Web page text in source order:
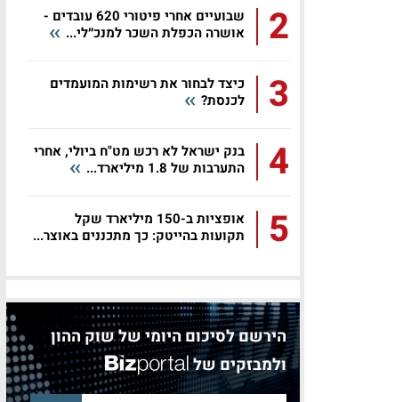
2
שבועיים אחרי פיטורי 620 עובדים -
אושרה הכפלת השכר למנכ״לי...
3
כיצד לבחור את רשימות המועמדים
לכנסת?
4
בנק ישראל לא רכש מט"ח ביולי, אחרי
התערבות של 1.8 מיליארד...
5
אופציות ב-150 מיליארד שקל
תקועות בהייטק: כך מתכננים באוצר...
הירשם לסיכום היומי של שוק ההון
ולמבזקים של